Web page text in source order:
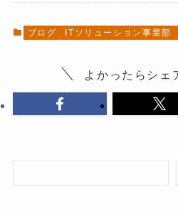
ブログ ITソリューション事業部
よかったらシェ